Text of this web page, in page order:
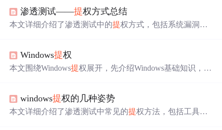
命令或全部命令的root权限，然后利用这些命令的特性实现
提权，包括利用wget的--post-file参数传输文件、find命令配
渗透测试——提权方式总结
本文详细介绍了渗透测试中的提权方式，包括系统漏洞 提
洞 提权中，讲解了Windows和Linux的
统漏洞、数据库提权，以及如何判断和利用相应的exp。此
的技巧。
Windows提权
本文围绕Windows提权展开，先介绍Windows基础知识，如
方式。此外，讲解提权相关内容，包括cmd执行
弹shell、端口转发、远程终端问 题等。
windows提权的几种姿势
本文详细介绍了渗透测试中常见的提权方法，包括工具提